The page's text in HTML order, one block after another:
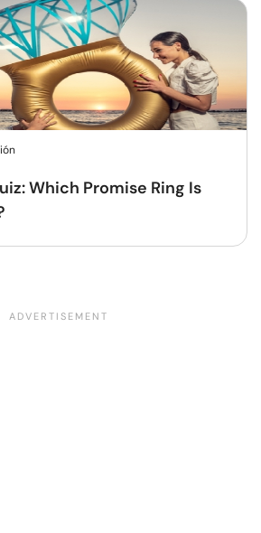
Which Promise Ring Is